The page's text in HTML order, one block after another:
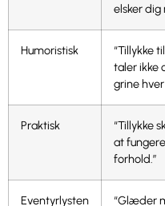
elsker dig
Humoristisk
“Tillykke
taler ikke
grine hver
Praktisk
“Tillykke
at
forhold.”
Eventyrlysten “Glæder